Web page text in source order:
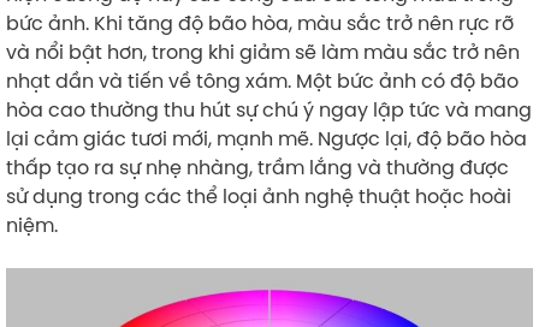
bức ảnh. Khi tăng độ bão hòa, màu sắc trở nên rực rỡ
và nổi bật hơn, trong khi giảm sẽ làm màu sắc trở nên
nhạt dần và tiến về tông xám. Một bức ảnh có độ bão
hòa cao thường thu hút sự chú ý ngay lập tức và mang
lại cảm giác tươi mới, mạnh mẽ. Ngược lại, độ bão hòa
thấp tạo ra sự nhẹ nhàng, trầm lắng và thường được
sử dụng trong các thể loại ảnh nghệ thuật hoặc hoài
niệm.